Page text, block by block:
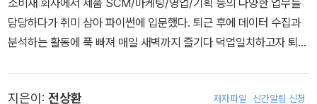
담당하다가 취미 삼아 파이썬에 입문했다. 퇴근 후에 데이터 수집과
분석하는 활동에 푹 빠져 매일 새벽까지 즐기다 덕업일치하고자 퇴사
워, 코딩을 처음 접하는 사람도 쉽게 이해할 수 있도록 '데이터공방'
지은이: 전상환 저자파일 신간알림 신청